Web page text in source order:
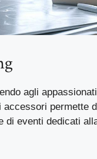
agli
accessori permette
di eventi dedicati